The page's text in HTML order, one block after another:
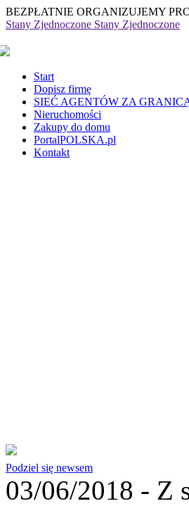
BEZPŁATNIE ORGANIZUJEMY
Stany Zjednoczone Stany Zjednoczone
Start
Dopisz firmę
SIEĆ AGENTÓW ZA
Nieruchomości
Zakupy do domu
PortalPOLSKA.pl
Kontakt
Podziel się newsem
03/06/2018 - Z